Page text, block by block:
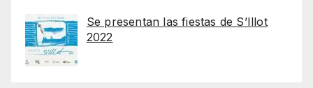
Se presentan las fiestas de S’Illot
2022